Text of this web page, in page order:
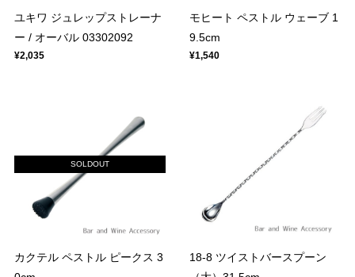
ユキワ ジュレップストレーナ
ー / オーバル 03302092
¥2,035
モヒート ペストル ウェーブ 1
9.5cm
¥1,540
SOLDOUT
カクテル ペストル ピークス 3
18-8 ツイストバースプーン